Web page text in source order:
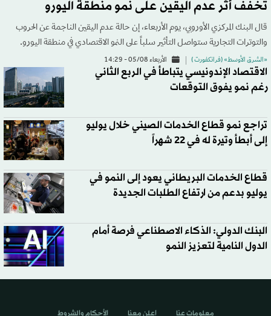
تخفف أثر عدم اليقين على نمو منطقة اليورو
قال البنك المركزي الأوروبي، يوم الأربعاء، إن حالة عدم اليقين الناجمة عن الحروب
والتوترات التجارية ستواصل التأثير سلباً على النمو الاقتصادي في منطقة اليورو.
«الشرق الأوسط» (فرانكفورت ) الأربعاء 05/08 - 14:29
الاقتصاد الإندونيسي يتباطأ في الربع الثاني
رغم نمو يفوق التوقعات
تراجع نمو قطاع الخدمات الصيني خلال يوليو
إلى أبطأ وتيرة له في 22 شهراً
قطاع الخدمات البريطاني يعود إلى النمو في
يوليو بدعم من ارتفاع الطلبات الجديدة
البنك الدولي: الذكاء الاصطناعي فرصة أمام
الدول النامية لتعزيز النمو
معلومات عنا اعلن معنا الأحكام والشروط